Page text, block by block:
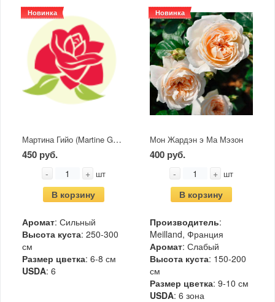
Новинка
Мартина Гийо (Martine Guillot)
450 руб.
- + шт
В корзину
Аромат: Сильный
Высота куста: 250-300
см
Размер цветка: 6-8 см
USDA: 6
Новинка
Мон Жардэн э Ма Мэзон
400 руб.
- + шт
В корзину
Производитель:
Meilland, Франция
Аромат: Слабый
Высота куста: 150-200
см
Размер цветка: 9-10 см
USDA: 6 зона